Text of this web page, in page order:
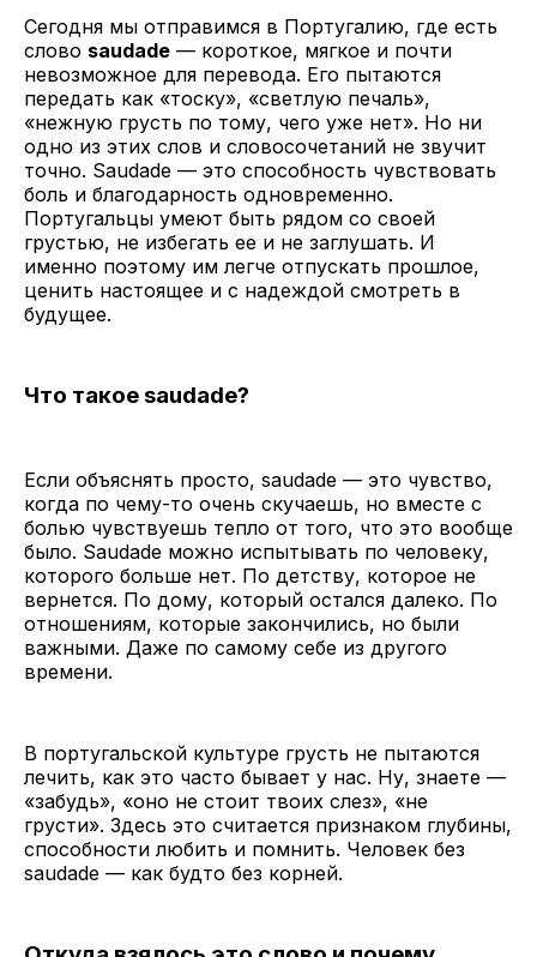
Сегодня мы отправимся в Португалию, где есть
слово saudade — короткое, мягкое и почти
невозможное для перевода. Его пытаются
передать как «тоску», «светлую печаль»,
«нежную грусть по тому, чего уже нет». Но ни
одно из этих слов и словосочетаний не звучит
точно. Saudade — это способность чувствовать
боль и благодарность одновременно.
Португальцы умеют быть рядом со своей
грустью, не избегать ее и не заглушать. И
именно поэтому им легче отпускать прошлое,
ценить настоящее и с надеждой смотреть в
будущее.
Что такое saudade?
Если объяснять просто, saudade — это чувство,
когда по чему-то очень скучаешь, но вместе с
болью чувствуешь тепло от того, что это вообще
было. Saudade можно испытывать по человеку,
которого больше нет. По детству, которое не
вернется. По дому, который остался далеко. По
отношениям, которые закончились, но были
важными. Даже по самому себе из другого
времени.
В португальской культуре грусть не пытаются
лечить, как это часто бывает у нас. Ну, знаете —
«забудь», «оно не стоит твоих слез», «не
грусти». Здесь это считается признаком глубины,
способности любить и помнить. Человек без
saudade — как будто без корней.